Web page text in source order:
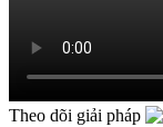
Theo dõi giải pháp